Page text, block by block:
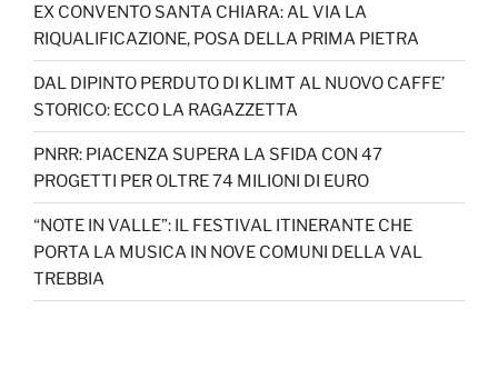
EX CONVENTO SANTA CHIARA: AL VIA LA
RIQUALIFICAZIONE, POSA DELLA PRIMA PIETRA
DAL DIPINTO PERDUTO DI KLIMT AL NUOVO CAFFE’
STORICO: ECCO LA RAGAZZETTA
PNRR: PIACENZA SUPERA LA SFIDA CON 47
PROGETTI PER OLTRE 74 MILIONI DI EURO
“NOTE IN VALLE”: IL FESTIVAL ITINERANTE CHE
PORTA LA MUSICA IN NOVE COMUNI DELLA VAL
TREBBIA